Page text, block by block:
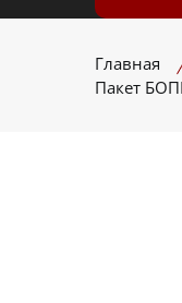
Главная
Пакет